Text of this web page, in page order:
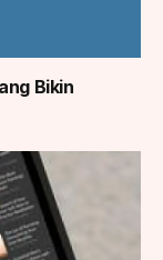
Bikin